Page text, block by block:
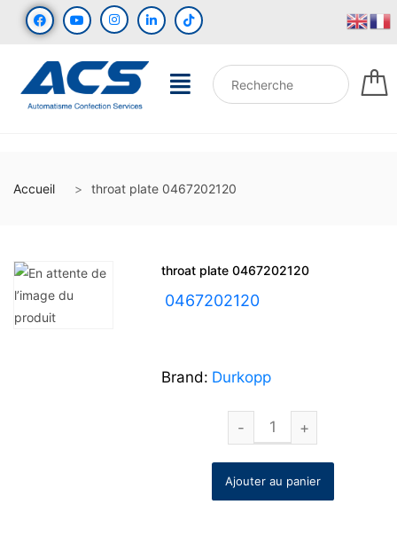
Accueil throat plate 0467202120
throat plate 0467202120
0467202120
Brand: Durkopp
Ajouter au panier